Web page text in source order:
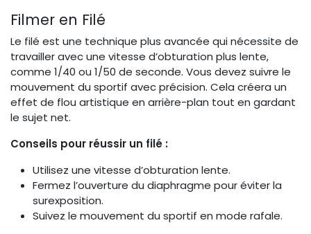
Filmer en Filé
Le filé est une technique plus avancée qui nécessite de
travailler avec une vitesse d’obturation plus lente,
comme 1/40 ou 1/50 de seconde. Vous devez suivre le
mouvement du sportif avec précision. Cela créera un
effet de flou artistique en arrière-plan tout en gardant
le sujet net.
Conseils pour réussir un filé :
Utilisez une vitesse d’obturation lente.
Fermez l’ouverture du diaphragme pour éviter la
surexposition.
Suivez le mouvement du sportif en mode rafale.